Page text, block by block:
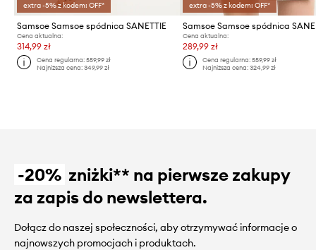
extra -5% z kodem: OFF*
Samsoe Samsoe spódnica SANETTIE
Cena aktualna:
314,99 zł
Cena regularna:559,99 zł
Najniższa cena:349,99 zł
extra -5% z kodem: OFF*
Samsoe Samsoe spódnica
Cena aktualna:
289,99 zł
Cena regularna: 559,99 zł
Najniższa cena: 324,99 zł
-20% zniżki** na pierwsze zakupy
za zapis do newslettera.
Dołącz do naszej społeczności, aby otrzymywać informacje o
najnowszych promocjach i produktach.